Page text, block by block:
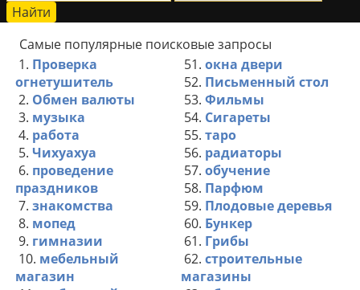
Самые популярные поисковые запросы
1. Проверка
огнетушитель
2. Обмен валюты
3. музыка
4. работа
5. Чихуахуа
6. проведение
праздников
7. знакомства
8. мопед
9. гимназии
10. мебельный
магазин
51. окна двери
52. Письменный стол
53. Фильмы
54. Сигареты
55. таро
56. радиаторы
57. обучение
58. Парфюм
59. Плодовые деревья
60. Бункер
61. Грибы
62. строительные
магазины